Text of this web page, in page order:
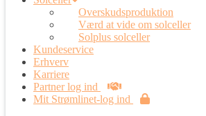
Overskudsproduktion
Værd at vide om solceller
Solplus solceller
Kundeservice
Erhverv
Karriere
Partner log ind
Mit Strømlinet-log ind